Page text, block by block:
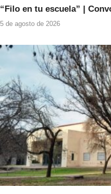
“Filo en tu escuela” |
5 de agosto de 2026